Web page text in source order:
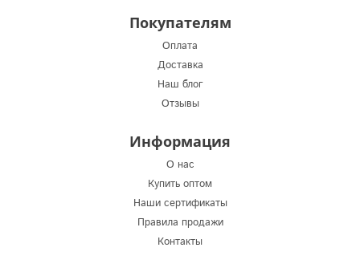
Покупателям
Оплата
Доставка
Наш блог
Отзывы
Информация
О нас
Купить оптом
Наши сертификаты
Правила продажи
Контакты